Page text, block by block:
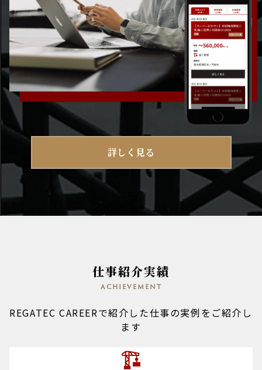
詳しく見る
仕事紹介実績
achievement
REGATEC CAREERで紹介した仕事の実例をご紹介し
ます